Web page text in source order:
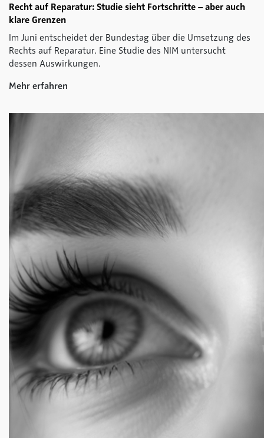
Recht auf Reparatur: Studie sieht Fortschritte – aber auch
klare Grenzen
Im Juni entscheidet der Bundestag über die Umsetzung des
Rechts auf Reparatur. Eine Studie des NIM untersucht
dessen Auswirkungen.
Mehr erfahren